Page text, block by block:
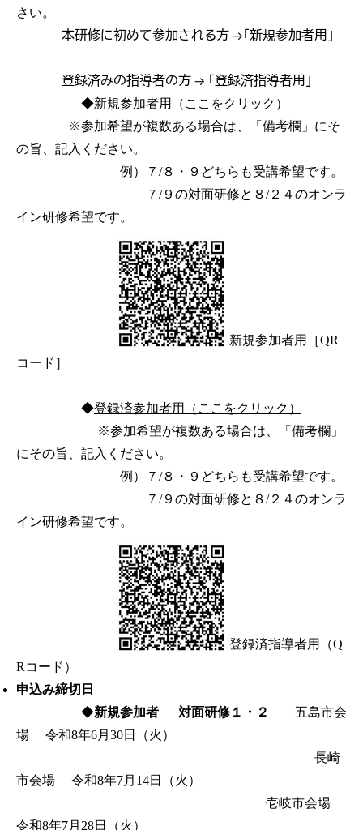
さい。
本研修に初めて参加される方 →「新規参加者用」
登録済みの指導者の方 → 「登録済指導者用」
◆新規参加者用（ここをクリック）
※参加希望が複数ある場合は、「備考欄」にそ
の旨、記入ください。
例）７/８・９どちらも受講希望です。
７/９の対面研修と８/２４のオンラ
イン研修希望です。
新規参加者用［QR
コード］
◆登録済参加者用（ここをクリック）
※参加希望が複数ある場合は、「備考欄」
にその旨、記入ください。
例）７/８・９どちらも受講希望です。
７/９の対面研修と８/２４のオンラ
イン研修希望です。
登録済指導者用（Q
Rコード）
申込み締切日
◆新規参加者 対面研修１・２ 五島市会
場 令和8年6月30日（火）
長崎
市会場 令和8年7月14日（火）
壱岐市会場
令和8年7月28日（火）